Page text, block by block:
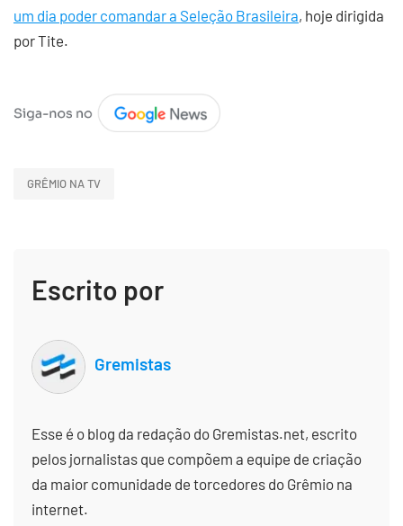
um dia poder comandar a Seleção Brasileira, hoje dirigida
por Tite.
GRÊMIO NA TV
Escrito por
Gremistas
Esse é o blog da redação do Gremistas.net, escrito
pelos jornalistas que compõem a equipe de criação
da maior comunidade de torcedores do Grêmio na
internet.